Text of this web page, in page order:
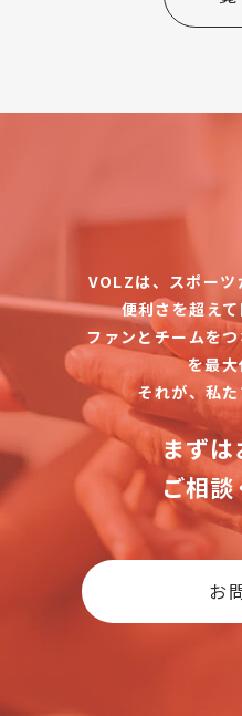
VOLZは、スポーツ
便利さを超えて
ファンとチームを
を最大
それが、私た
まずは
ご相
お